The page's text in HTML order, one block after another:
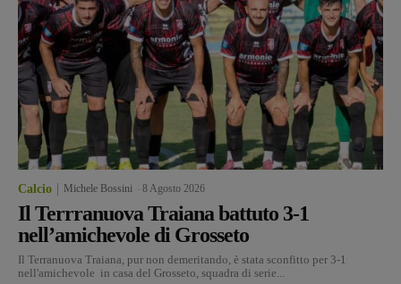
Calcio Michele Bossini 8 Agosto 2026
Il Terrranuova Traiana battuto 3-1
nell’amichevole di Grosseto
Il Terranuova Traiana, pur non demeritando, è stata sconfitto per 3-1
nell'amichevole in casa del Grosseto, squadra di serie...